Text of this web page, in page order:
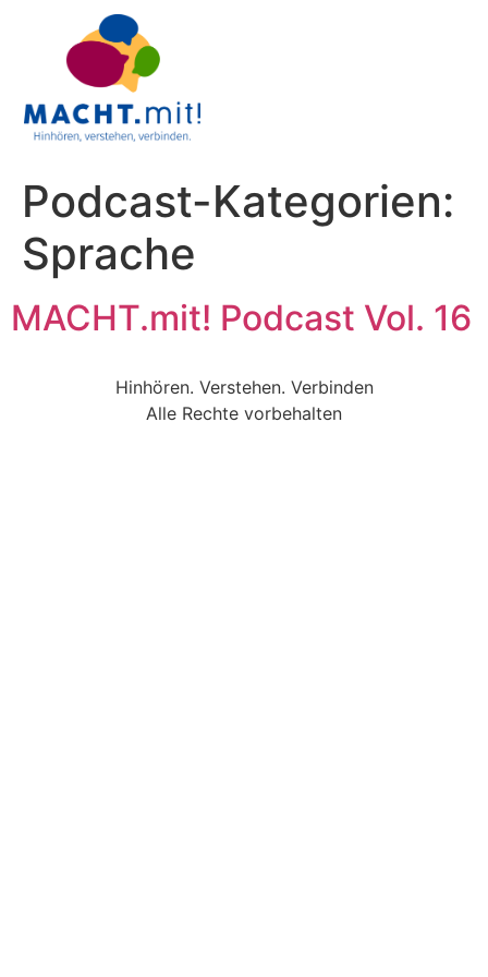
Podcast-Kategorien:
Sprache
MACHT.mit! Podcast Vol. 16
Hinhören. Verstehen. Verbinden
Alle Rechte vorbehalten